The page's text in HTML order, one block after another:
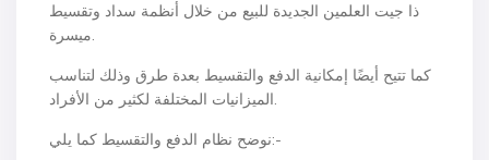
ذا جيت العلمين الجديدة للبيع من خلال أنظمة سداد وتقسيط
ميسرة.
كما تتيح أيضًا إمكانية الدفع والتقسيط بعدة طرق وذلك لتناسب
الميزانيات المختلفة لكثير من الأفراد.
نوضح نظام الدفع والتقسيط كما يلي:-